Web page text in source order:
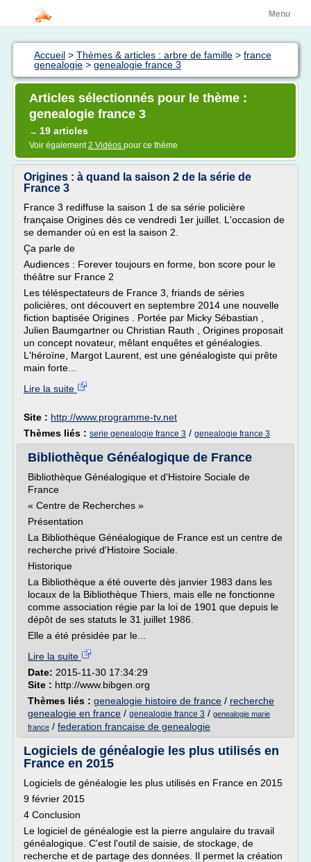
Menu
Accueil > Thèmes & articles : arbre de famille > france
genealogie > genealogie france 3
Articles sélectionnés pour le thème :
genealogie france 3
→ 19 articles
Voir également2 Vidéos pour ce thème
Origines : à quand la saison 2 de la série de
France 3
France 3 rediffuse la saison 1 de sa série policière
française Origines dès ce vendredi 1er juillet. L'occasion de
se demander où en est la saison 2.
Ça parle de
Audiences : Forever toujours en forme, bon score pour le
théâtre sur France 2
Les téléspectateurs de France 3, friands de séries
policières, ont découvert en septembre 2014 une nouvelle
fiction baptisée Origines . Portée par Micky Sébastian ,
Julien Baumgartner ou Christian Rauth , Origines proposait
un concept novateur, mêlant enquêtes et généalogies.
L'héroïne, Margot Laurent, est une généalogiste qui prête
main forte...
Lire la suite
Site : http://www.programme-tv.net
Thèmes liés : serie genealogie france 3 / genealogie france 3
Bibliothèque Généalogique de France
Bibliothèque Généalogique et d'Histoire Sociale de
France
« Centre de Recherches »
Présentation
La Bibliothèque Généalogique de France est un centre de
recherche privé d'Histoire Sociale.
Historique
La Bibliothèque a été ouverte dès janvier 1983 dans les
locaux de la Bibliothèque Thiers, mais elle ne fonctionne
comme association régie par la loi de 1901 que depuis le
dépôt de ses statuts le 31 juillet 1986.
Elle a été présidée par le...
Lire la suite
Date: 2015-11-30 17:34:29
Site : http://www.bibgen.org
Thèmes liés : genealogie histoire de france / recherche
genealogie en france / genealogie france 3 / genealogie marie
france / federation francaise de genealogie
Logiciels de généalogie les plus utilisés en
France en 2015
Logiciels de généalogie les plus utilisés en France en 2015
9 février 2015
4 Conclusion
Le logiciel de généalogie est la pierre angulaire du travail
généalogique. C'est l'outil de saisie, de stockage, de
recherche et de partage des données. Il permet la création